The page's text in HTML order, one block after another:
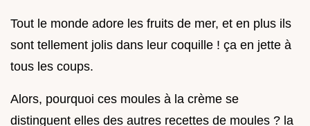
Tout le monde adore les fruits de mer, et en plus ils
sont tellement jolis dans leur coquille ! ça en jette à
tous les coups.
Alors, pourquoi ces moules à la crème se
distinguent elles des autres recettes de moules ? la